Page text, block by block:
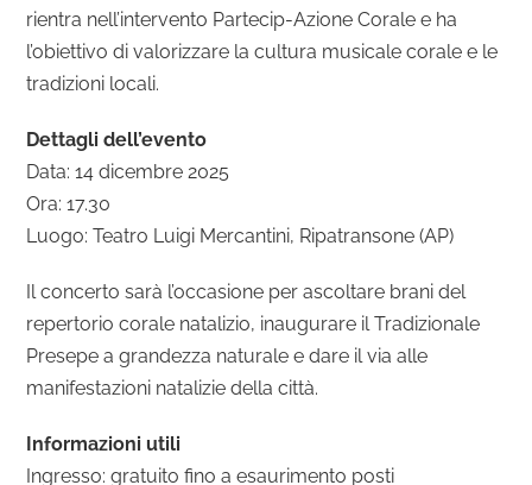
rientra nell’intervento Partecip-Azione Corale e ha
l’obiettivo di valorizzare la cultura musicale corale e le
tradizioni locali.
Dettagli dell’evento
Data: 14 dicembre 2025
Ora: 17.30
Luogo: Teatro Luigi Mercantini, Ripatransone (AP)
Il concerto sarà l’occasione per ascoltare brani del
repertorio corale natalizio, inaugurare il Tradizionale
Presepe a grandezza naturale e dare il via alle
manifestazioni natalizie della città.
Informazioni utili
Ingresso: gratuito fino a esaurimento posti